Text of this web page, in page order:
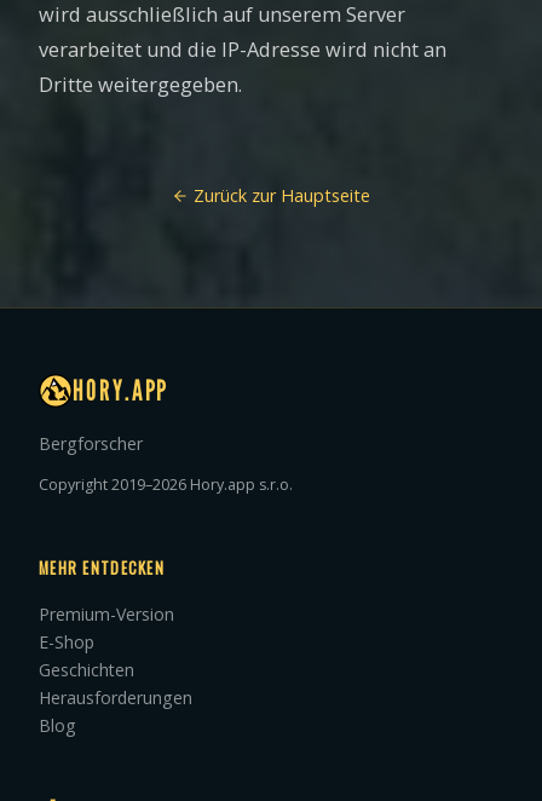
wird ausschließlich auf unserem Server
verarbeitet und die IP-Adresse wird nicht an
Dritte weitergegeben.
Zurück zur Hauptseite
HORY.APP
Bergforscher
Copyright 2019–2026 Hory.app s.r.o.
MEHR ENTDECKEN
Premium-Version
E-Shop
Geschichten
Herausforderungen
Blog